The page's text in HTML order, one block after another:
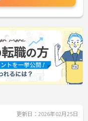
更新日：2026年02月25日